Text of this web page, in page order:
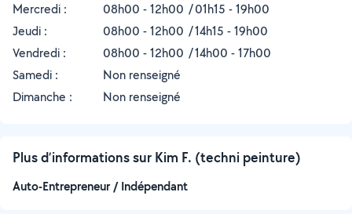
Mercredi :
08h00 - 12h00
01h15 - 19h00
Jeudi :
08h00 - 12h00
14h15 - 19h00
Vendredi :
08h00 - 12h00
14h00 - 17h00
Samedi :
Non renseigné
Dimanche :
Non renseigné
Plus d’informations sur Kim F. (techni peinture)
Auto-Entrepreneur / Indépendant